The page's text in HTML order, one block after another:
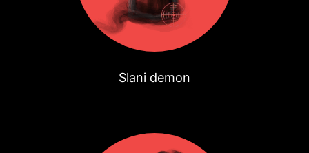
Slani demon